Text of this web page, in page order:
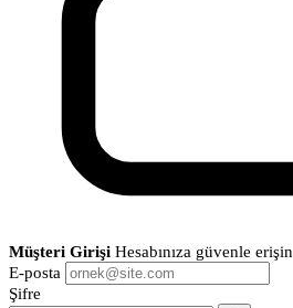
Müşteri Girişi Hesabınıza güvenle erişin
E-posta
Şifre